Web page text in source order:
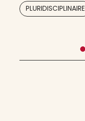
PLURIDISCIPLINAIRE